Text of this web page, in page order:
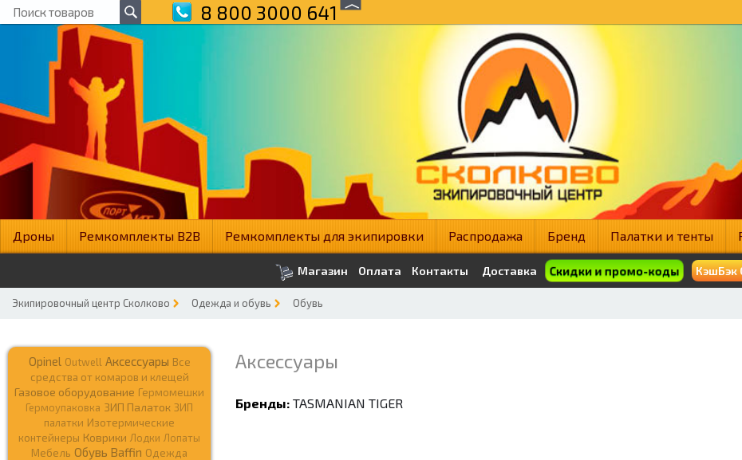
8 800 3000 641
Дроны Ремкомплекты B2B Ремкомплекты для экипировки Распродажа Бренд Палатки и тенты
Магазин Оплата Контакты Доставка Скидки и промо-коды КэшБэк
Экипировочный центр Сколково Одежда и обувь Обувь
Opinel Outwell Аксессуары Все
средства от комаров и клещей
Газовое оборудование Гермомешки
Гермоупаковка ЗИП Палаток ЗИП
палатки Изотермические
контейнеры Коврики Лодки Лопаты
Мебель Обувь Baffin Одежда
Аксессуары
Бренды: TASMANIAN TIGER